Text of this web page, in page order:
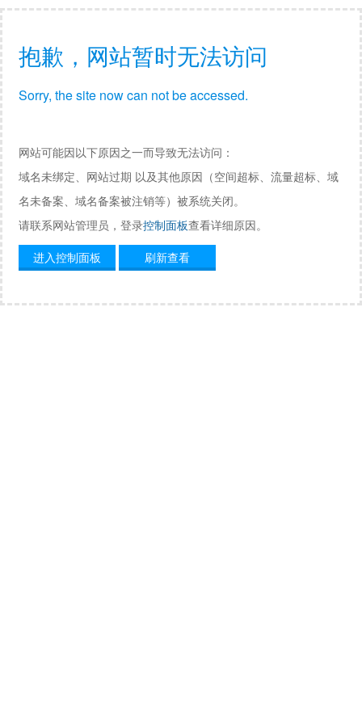
抱歉，网站暂时无法访问
Sorry, the site now can not be accessed.
网站可能因以下原因之一而导致无法访问：
域名未绑定、网站过期 以及其他原因（空间超标、流量超标、域
名未备案、域名备案被注销等）被系统关闭。
请联系网站管理员，登录控制面板查看详细原因。
进入控制面板
刷新查看